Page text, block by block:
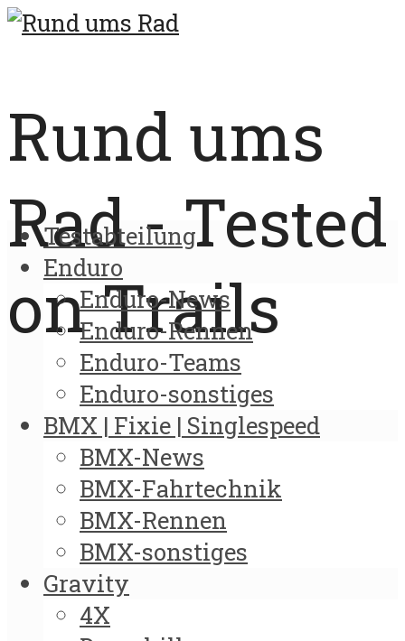
Rund ums
Rad - Tested
on Trails
Testabteilung
Enduro
Enduro-News
Enduro-Rennen
Enduro-Teams
Enduro-sonstiges
BMX | Fixie | Singlespeed
BMX-News
BMX-Fahrtechnik
BMX-Rennen
BMX-sonstiges
Gravity
4X